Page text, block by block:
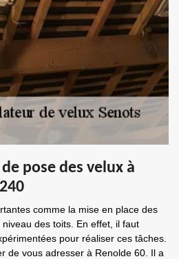
pose des velux à
comme la mise en place des
des toits. En effet, il faut
pour réaliser ces tâches.
de vous adresser à Renolde 60. Il a